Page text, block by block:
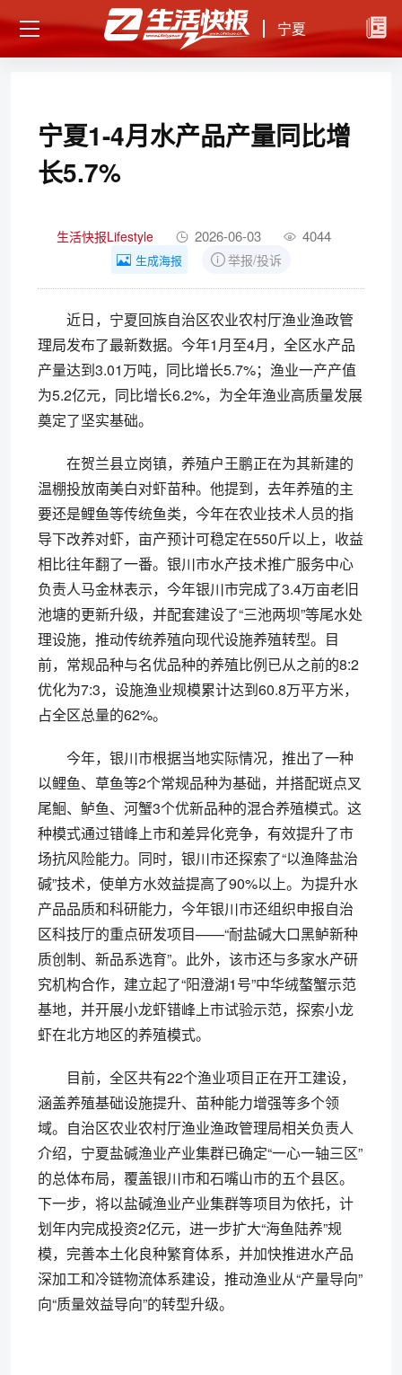
宁夏
宁夏1-4月水产品产量同比增
长5.7%
生活快报Lifestyle 2026-06-03 4044
生成海报 举报/投诉
近日，宁夏回族自治区农业农村厅渔业渔政管
理局发布了最新数据。今年1月至4月，全区水产品
产量达到3.01万吨，同比增长5.7%；渔业一产产值
为5.2亿元，同比增长6.2%，为全年渔业高质量发展
奠定了坚实基础。
在贺兰县立岗镇，养殖户王鹏正在为其新建的
温棚投放南美白对虾苗种。他提到，去年养殖的主
要还是鲤鱼等传统鱼类，今年在农业技术人员的指
导下改养对虾，亩产预计可稳定在550斤以上，收益
相比往年翻了一番。银川市水产技术推广服务中心
负责人马金林表示，今年银川市完成了3.4万亩老旧
池塘的更新升级，并配套建设了“三池两坝”等尾水处
理设施，推动传统养殖向现代设施养殖转型。目
前，常规品种与名优品种的养殖比例已从之前的8:2
优化为7:3，设施渔业规模累计达到60.8万平方米，
占全区总量的62%。
今年，银川市根据当地实际情况，推出了一种
以鲤鱼、草鱼等2个常规品种为基础，并搭配斑点叉
尾鮰、鲈鱼、河蟹3个优新品种的混合养殖模式。这
种模式通过错峰上市和差异化竞争，有效提升了市
场抗风险能力。同时，银川市还探索了“以渔降盐治
碱”技术，使单方水效益提高了90%以上。为提升水
产品品质和科研能力，今年银川市还组织申报自治
区科技厅的重点研发项目——“耐盐碱大口黑鲈新种
质创制、新品系选育”。此外，该市还与多家水产研
究机构合作，建立起了“阳澄湖1号”中华绒螯蟹示范
基地，并开展小龙虾错峰上市试验示范，探索小龙
虾在北方地区的养殖模式。
目前，全区共有22个渔业项目正在开工建设，
涵盖养殖基础设施提升、苗种能力增强等多个领
域。自治区农业农村厅渔业渔政管理局相关负责人
介绍，宁夏盐碱渔业产业集群已确定“一心一轴三区”
的总体布局，覆盖银川市和石嘴山市的五个县区。
下一步，将以盐碱渔业产业集群等项目为依托，计
划年内完成投资2亿元，进一步扩大“海鱼陆养”规
模，完善本土化良种繁育体系，并加快推进水产品
深加工和冷链物流体系建设，推动渔业从“产量导向”
向“质量效益导向”的转型升级。